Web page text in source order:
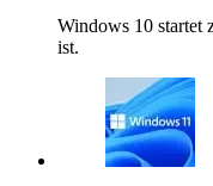
Windows 10 startet
ist.